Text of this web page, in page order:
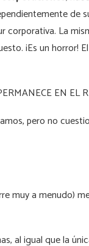
de
corporativa. La
¡Es un horror!
EN EL
pero no
muy a menudo)
al igual que la